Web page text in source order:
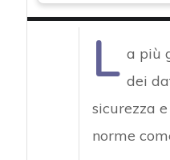
L a più
dei
sicurezza
norme